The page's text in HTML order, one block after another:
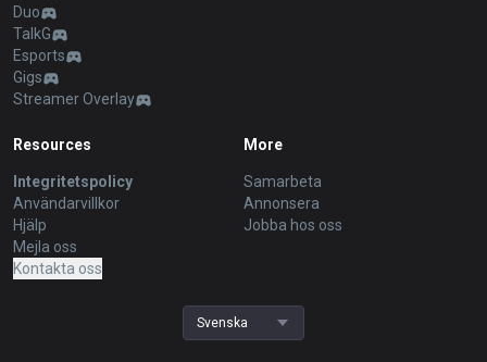
Duo
TalkG
Esports
Gigs
Streamer Overlay
Resources
Integritetspolicy
Användarvillkor
Hjälp
Mejla oss
Kontakta oss
More
Samarbeta
Annonsera
Jobba hos oss
Svenska